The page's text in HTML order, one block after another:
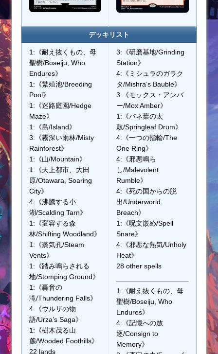
デッキリスト
1:《耐え抜くもの、母
聖樹/Boseiju, Who
Endures》
1:《繁殖池/Breeding
Pool》
1:《迷路庭園/Hedge
Maze》
1:《島/Island》
3:《霧深い雨林/Misty
Rainforest》
1:《山/Mountain》
1:《天上都市、大田
原/Otawara, Soaring
City》
4:《沸騰する小
湖/Scalding Tarn》
1:《変容する森
林/Shifting Woodland》
1:《蒸気孔/Steam
Vents》
1:《踏み鳴らされる
地/Stomping Ground》
1:《轟音の
滝/Thundering Falls》
4:《ウルザの物
語/Urza’s Saga》
1:《樹木茂る山
麓/Wooded Foothills》
22 lands
3:《研磨基地/Grinding
Station》
4:《ミシュラのガラク
タ/Mishra’s Bauble》
3:《モックス・アンバ
ー/Mox Amber》
1:《バネ葉の太
鼓/Springleaf Drum》
4:《一つの指輪/The
One Ring》
4:《邪悪鳴ら
し/Malevolent
Rumble》
4:《死の国からの脱
出/Underworld
Breach》
1:《呪文嵌め/Spell
Snare》
4:《邪悪な熱気/Unholy
Heat》
28 other spells
1:《耐え抜くもの、母
聖樹/Boseiju, Who
Endures》
4:《記憶への放
逐/Consign to
Memory》